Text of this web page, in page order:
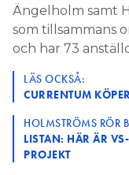
Ängelholm samt
som tillsammans
och har 73
LÄS OCKSÅ:
CURRENTUM
HOLMSTRÖMS RÖR
LISTAN: HÄR ÄR
PROJEKT